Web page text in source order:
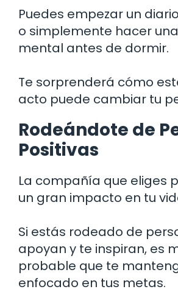
Puedes empezar un
o simplemente hacer
mental antes de dormir.
Te sorprenderá cómo
acto puede cambiar tu
Rodeándote de
Positivas
La compañía que eliges
un gran impacto en tu
Si estás rodeado de
apoyan y te inspiran, es
probable que te
enfocado en tus metas.